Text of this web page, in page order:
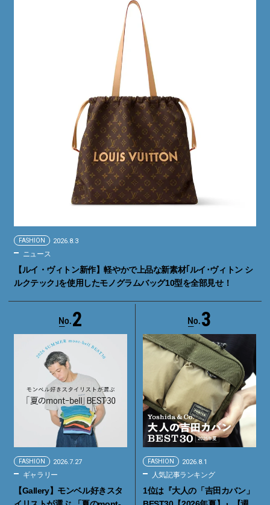
FASHION 2026.8.3
ニュース
【ルイ・ヴィトン新作】軽やかで上品な新素材｢ルイ･ヴィトン シ
ルクテック｣を使用したモノグラムバッグ10型を全部見せ！
2
FASHION 2026.7.27
ギャラリー
【Gallery】モンベル好きスタ
3
FASHION 2026.8.1
人気記事ランキング
1位は『大人の「吉田カバン」